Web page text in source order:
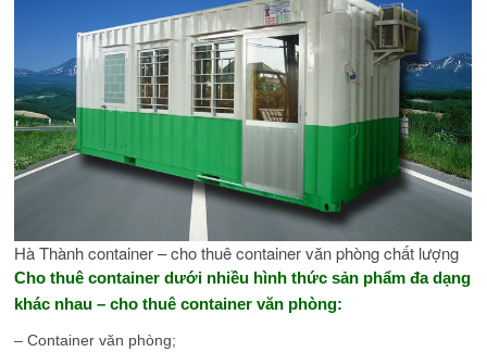
Hà Thành container – cho thuê container văn phòng chất lượng
Cho thuê container dưới nhiều hình thức sản phẩm đa dạng
khác nhau – cho thuê container văn phòng:
– Container văn phòng;